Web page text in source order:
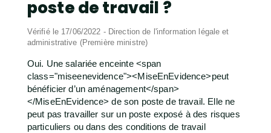
poste de travail ?
Vérifié le 17/06/2022 - Direction de l'information légale et
administrative (Première ministre)
Oui. Une salariée enceinte <span
class="miseenevidence"><MiseEnEvidence>peut
bénéficier d’un aménagement</span>
</MiseEnEvidence> de son poste de travail. Elle ne
peut pas travailler sur un poste exposé à des risques
particuliers ou dans des conditions de travail